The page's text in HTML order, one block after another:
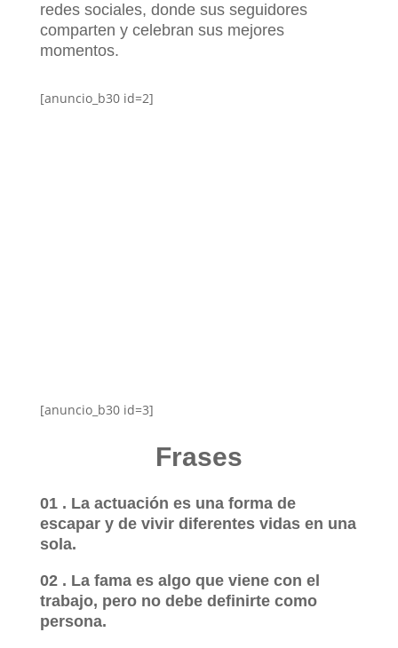
redes sociales, donde sus seguidores
comparten y celebran sus mejores
momentos.
[anuncio_b30 id=2]
[anuncio_b30 id=3]
Frases
01 . La actuación es una forma de
escapar y de vivir diferentes vidas en una
sola.
02 . La fama es algo que viene con el
trabajo, pero no debe definirte como
persona.